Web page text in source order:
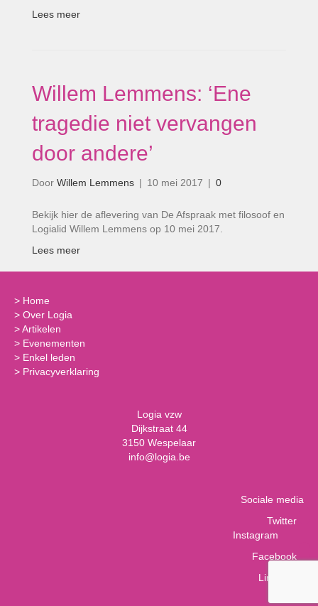
Lees meer
Willem Lemmens: ‘Ene
tragedie niet vervangen
door andere’
Door Willem Lemmens | 10 mei 2017 | 0
Bekijk hier de aflevering van De Afspraak met filosoof en
Logialid Willem Lemmens op 10 mei 2017.
Lees meer
> Home
> Over Logia
>Artikelen
> Evenementen
> Enkel leden
> Privacyverklaring
Logia vzw
Dijkstraat 44
3150 Wespelaar
info@logia.be
Sociale media
Twitter
Instagram
Facebook
LinkedIn